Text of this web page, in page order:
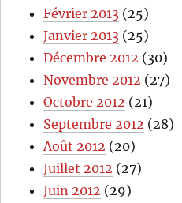
Février 2013 (25)
Janvier 2013 (25)
Décembre 2012 (30)
Novembre 2012 (27)
Octobre 2012 (21)
Septembre 2012 (28)
Août 2012 (20)
Juillet 2012 (27)
Juin 2012 (29)